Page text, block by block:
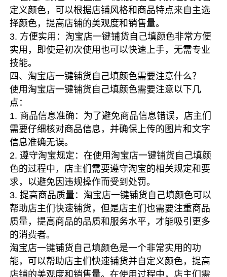
定义颜色，可以根据店铺风格和商品特点来自主选
择颜色，提高店铺的美观度和销售量。
3. 方便实用：淘宝店一键铺货自己填颜色非常方便
实用，即使是初次使用也可以快速上手，无需专业
技能。
四、淘宝店一键铺货自己填颜色需要注意什么？
使用淘宝店一键铺货自己填颜色需要注意以下几
点：
1. 商品信息准确：为了避免商品信息错误，店主们
需要仔细核对商品信息，并确保上传的图片和文字
信息准确无误。
2. 遵守淘宝规定：在使用淘宝店一键铺货自己填颜
色的过程中，店主们需要遵守淘宝的相关规定和要
求，以避免因违规操作而受到处罚。
3. 提高商品质量：淘宝店一键铺货自己填颜色可以
帮助店主们快速铺货，但是店主们也需要注重商品
质量，提高商品的品质和服务水平，才能吸引更多
的消费者。
淘宝店一键铺货自己填颜色是一个非常实用的功
能，可以帮助店主们快速铺货并自定义颜色，提高
店铺的美观度和销售量。在使用过程中，店主们需